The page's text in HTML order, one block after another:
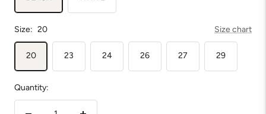
Size: 20 Size chart
20 23 24 26 27 29
Quantity: